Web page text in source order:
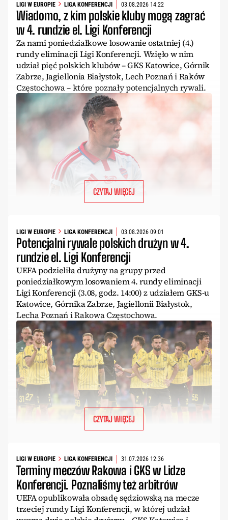
LIGI W EUROPIE LIGA KONFERENCJI 03.08.2026 14:22
Wiadomo, z kim polskie kluby mogą zagrać
w 4. rundzie el. Ligi Konferencji
Za nami poniedziałkowe losowanie ostatniej (4.)
rundy eliminacji Ligi Konferencji. Wzięło w nim
udział pięć polskich klubów – GKS Katowice, Górnik
Zabrze, Jagiellonia Białystok, Lech Poznań i Raków
Częstochowa – które poznały potencjalnych rywali.
CZYTAJ WIĘCEJ
LIGI W EUROPIE LIGA KONFERENCJI 03.08.2026 09:01
Potencjalni rywale polskich drużyn w 4.
rundzie el. Ligi Konferencji
UEFA podzieliła drużyny na grupy przed
poniedziałkowym losowaniem 4. rundy eliminacji
Ligi Konferencji (3.08, godz. 14:00) z udziałem GKS-u
Katowice, Górnika Zabrze, Jagiellonii Białystok,
Lecha Poznań i Rakowa Częstochowa.
CZYTAJ WIĘCEJ
LIGI W EUROPIE LIGA KONFERENCJI 31.07.2026 12:36
Terminy meczów Rakowa i GKS w Lidze
Konferencji. Poznaliśmy też arbitrów
UEFA opublikowała obsadę sędziowską na mecze
trzeciej rundy Ligi Konferencji, w której udział